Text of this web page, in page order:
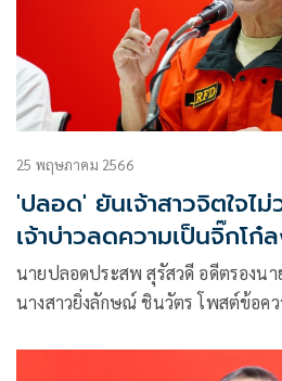
25 พฤษภาคม 2566
'ปลอด' ยันเจ้าสาวจิตใจไ
เจ้าบ่าวลดความเป็นจิ๊กโก๋
นายปลอดประสพ สุรัสวดี อดีตรองนา
นางสาวยิ่งลักษณ์ ชินวัตร โพสต์ข้อค